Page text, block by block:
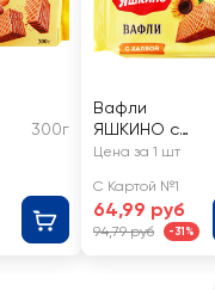
300г
Вафли
ЯШКИНО с
халвой
Цена за 1 шт
С Картой №1
64,99 руб
94,79 руб -31%